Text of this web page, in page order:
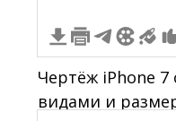
Чертёж iPhone
видами и